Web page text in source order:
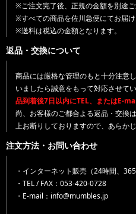
※ご注文完了後、正規の金額を別途ご
※すべての商品を佐川急便にてお届け
※送料は税込の金額となります。
返品・交換について
商品には厳格な管理のもと十分注意
いましたら誠意をもって対応させてい
品到着後7日以内にTEL、またはE-
尚、お客様のご都合よる返品・交換
上お断りしておりますので、あらか
注文方法・お問い合わせ
・インターネット販売（24時間、365
・TEL / FAX：053-420-0728
・E-mail：info@mumbles.jp